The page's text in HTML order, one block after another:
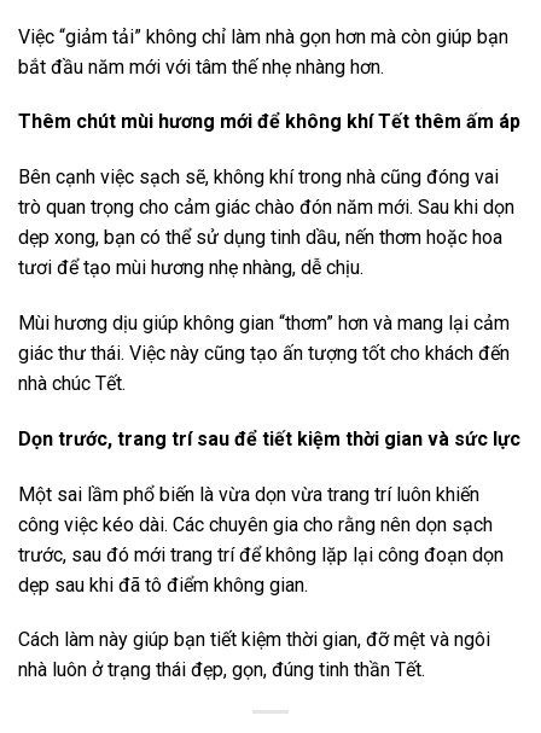
Việc “giảm tải” không chỉ làm nhà gọn hơn mà còn giúp bạn
bắt đầu năm mới với tâm thế nhẹ nhàng hơn.
Thêm chút mùi hương mới để không khí Tết thêm ấm áp
Bên cạnh việc sạch sẽ, không khí trong nhà cũng đóng vai
trò quan trọng cho cảm giác chào đón năm mới. Sau khi dọn
dẹp xong, bạn có thể sử dụng tinh dầu, nến thơm hoặc hoa
tươi để tạo mùi hương nhẹ nhàng, dễ chịu.
Mùi hương dịu giúp không gian “thơm” hơn và mang lại cảm
giác thư thái. Việc này cũng tạo ấn tượng tốt cho khách đến
nhà chúc Tết.
Dọn trước, trang trí sau để tiết kiệm thời gian và sức lực
Một sai lầm phổ biến là vừa dọn vừa trang trí luôn khiến
công việc kéo dài. Các chuyên gia cho rằng nên dọn sạch
trước, sau đó mới trang trí để không lặp lại công đoạn dọn
dẹp sau khi đã tô điểm không gian.
Cách làm này giúp bạn tiết kiệm thời gian, đỡ mệt và ngôi
nhà luôn ở trạng thái đẹp, gọn, đúng tinh thần Tết.